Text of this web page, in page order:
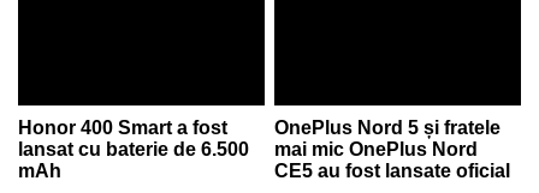
Honor 400 Smart a fost
lansat cu baterie de 6.500
mAh
OnePlus Nord 5 și fratele
mai mic OnePlus Nord
CE5 au fost lansate oficial